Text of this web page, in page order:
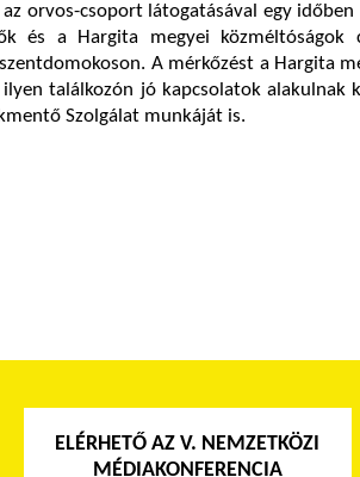
orvos-csoport látogatásával egy
és a Hargita megyei közméltóságok
A mérkőzést a Hargita
találkozón jó kapcsolatok alakulnak
Szolgálat munkáját is.
ELÉRHETŐ AZ V. NEMZETKÖZI
MÉDIAKONFERENCIA